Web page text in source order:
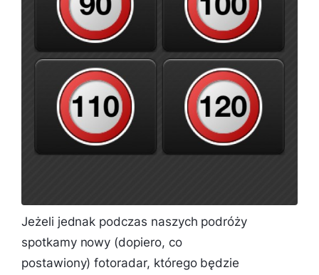
Jeżeli jednak podczas naszych podróży
spotkamy nowy (dopiero, co
postawiony) fotoradar, którego będzie